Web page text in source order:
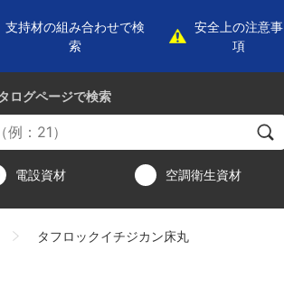
支持材の組み合わせで検
索
安全上の注意事
項
ログページで検索
電設資材 空調衛生資材
タフロックイチジカン床丸